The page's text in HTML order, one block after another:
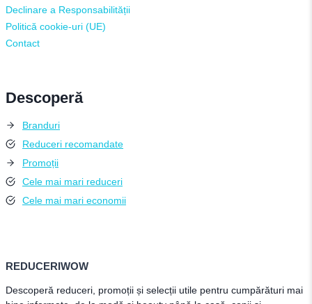
Declinare a Responsabilității
Politică cookie-uri (UE)
Contact
Descoperă
Branduri
Reduceri recomandate
Promoții
Cele mai mari reduceri
Cele mai mari economii
REDUCERIWOW
Descoperă reduceri, promoții și selecții utile pentru cumpărături mai